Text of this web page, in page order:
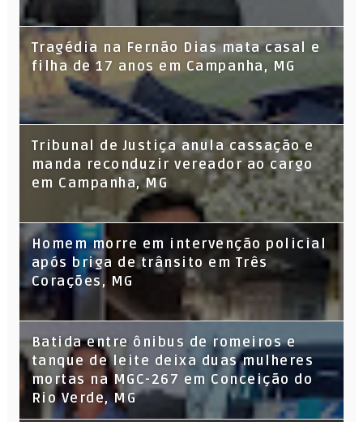
Tragédia na Fernão Dias mata casal e
filha de 17 anos em Campanha, MG
Tribunal de Justiça anula cassação e
manda reconduzir vereador ao cargo
em Campanha, MG
Homem morre em intervenção policial
após briga de trânsito em Três
Corações, MG
Batida entre ônibus de romeiros e
tanque de leite deixa duas mulheres
mortas na MGC-267 em Conceição do
Rio Verde, MG